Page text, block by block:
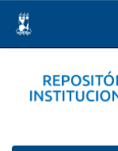
navigation